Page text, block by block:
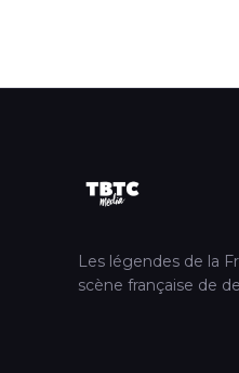
Les légendes de la
scène française de